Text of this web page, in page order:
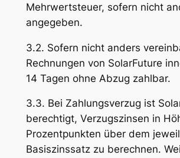
Mehrwertsteuer, sofern nicht
angegeben.
3.2. Sofern nicht anders
Rechnungen von SolarFuture
14 Tagen ohne Abzug zahlbar.
3.3. Bei Zahlungsverzug ist
berechtigt, Verzugszinsen in
Prozentpunkten über dem
Basiszinssatz zu berechnen.